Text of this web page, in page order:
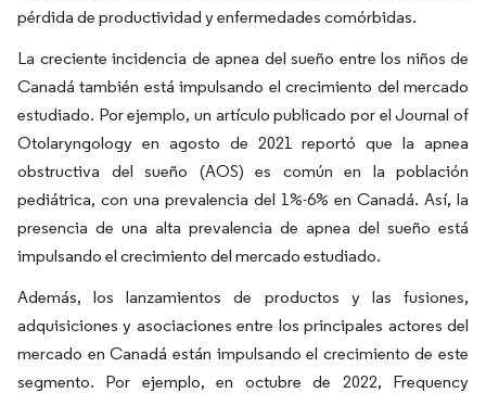
pérdida de productividad y enfermedades comórbidas.
La creciente incidencia de apnea del sueño entre los niños de
Canadá también está impulsando el crecimiento del mercado
estudiado. Por ejemplo, un artículo publicado por el Journal of
Otolaryngology en agosto de 2021 reportó que la apnea
obstructiva del sueño (AOS) es común en la población
pediátrica, con una prevalencia del 1%-6% en Canadá. Así, la
presencia de una alta prevalencia de apnea del sueño está
impulsando el crecimiento del mercado estudiado.
Además, los lanzamientos de productos y las fusiones,
adquisiciones y asociaciones entre los principales actores del
mercado en Canadá están impulsando el crecimiento de este
segmento. Por ejemplo, en octubre de 2022, Frequency